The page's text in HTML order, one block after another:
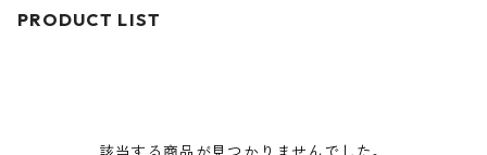
PRODUCT LIST